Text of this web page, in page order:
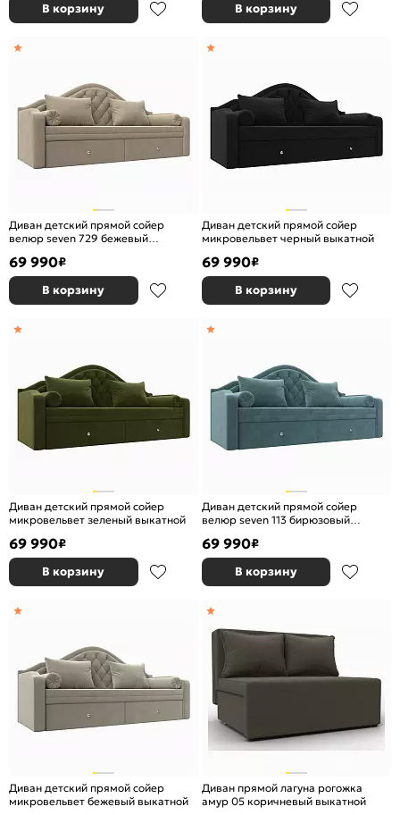
В корзину В корзину
Диван детский прямой сойер
велюр seven 729 бежевый
69 990₽
В корзину
Диван детский прямой сойер
микровельвет черный выкатной
69 990₽
В корзину
Диван детский прямой сойер
микровельвет зеленый выкатной
69 990₽
В корзину
Диван детский прямой сойер
велюр seven 113 бирюзовый
69 990₽
В корзину
Диван детский прямой сойер
микровельвет бежевый выкатной
Диван прямой лагуна рогожка
амур 05 коричневый выкатной